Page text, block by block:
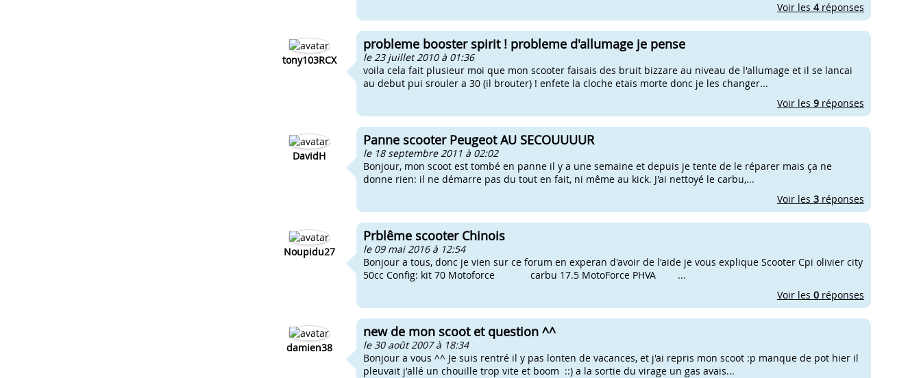
Voir les 4réponses
tony103RCX
probleme booster spirit ! probleme d'allumage je pense
le 23 juillet 2010 à 01:36
voila cela fait plusieur moi que mon scooter faisais des bruit bizzare au niveau de l'allumage et il se lancai
au debut pui srouler a 30 (il brouter) ! enfete la cloche etais morte donc je les changer...
Voir les 9réponses
DavidH
Panne scooter Peugeot AU SECOUUUUR
le 18 septembre 2011 à 02:02
Bonjour, mon scoot est tombé en panne il y a une semaine et depuis je tente de le réparer mais ça ne
donne rien: il ne démarre pas du tout en fait, ni même au kick. J'ai nettoyé le carbu,...
Voir les 3réponses
Noupidu27
Prblême scooter Chinois
le 09 mai 2016 à 12:54
Bonjour a tous, donc je vien sur ce forum en experan d'avoir de l'aide je vous explique Scooter Cpi olivier city
50cc Config: kit 70 Motoforce carbu 17.5 MotoForce PHVA ...
Voir les 0réponses
damien38
new de mon scoot et question ^^
le 30 août 2007 à 18:34
Bonjour a vous ^^ Je suis rentré il y pas lonten de vacances, et j'ai repris mon scoot :p manque de pot hier il
pleuvait j'allé un chouille trop vite et boom ::) a la sortie du virage un gas avais...